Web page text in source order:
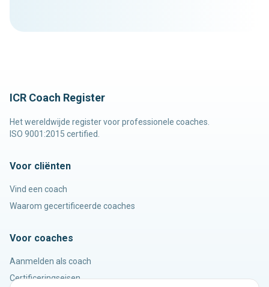
ICR Coach Register
Het wereldwijde register voor professionele coaches.
ISO 9001:2015 certified.
Voor cliënten
Vind een coach
Waarom gecertificeerde coaches
Voor coaches
Aanmelden als coach
Certificeringseisen